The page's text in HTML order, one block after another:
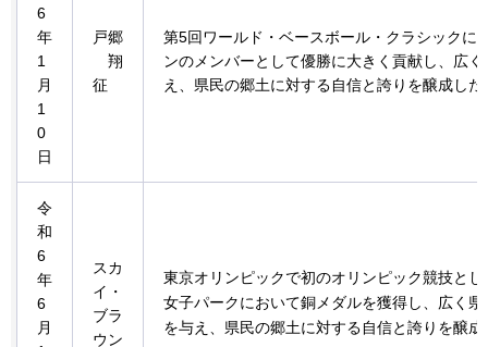
6
年
1
月
1
0
日
戸郷
翔
征
第5回ワールド・ベースボール・クラシックに
ンのメンバーとして優勝に大きく貢献し、広
え、県民の郷土に対する自信と誇りを醸成した
令
和
6
年
6
月
スカ
イ・
ブラ
ウン
東京オリンピックで初のオリンピック競技と
女子パークにおいて銅メダルを獲得し、広く
を与え、県民の郷土に対する自信と誇りを醸成